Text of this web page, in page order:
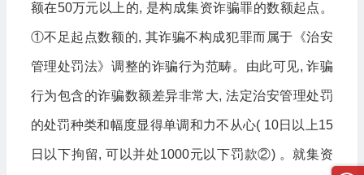
额在50万元以上的, 是构成集资诈骗罪的数额起点。
①不足起点数额的, 其诈骗不构成犯罪而属于《治安
管理处罚法》调整的诈骗行为范畴。由此可见, 诈骗
行为包含的诈骗数额差异非常大, 法定治安管理处罚
的处罚种类和幅度显得单调和力不从心( 10日以上15
日以下拘留, 可以并处1000元以下罚款②) 。就集资